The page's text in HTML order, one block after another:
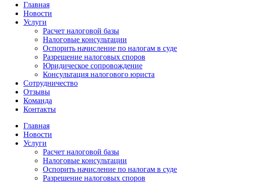
Главная
Новости
Услуги
Расчет налоговой базы
Налоговые консультации
Оспорить начисление по налогам в суде
Разрешение налоговых споров
Юридическое сопровождение
Консультация налогового юриста
Сотрудничество
Отзывы
Команда
Контакты
Главная
Новости
Услуги
Расчет налоговой базы
Налоговые консультации
Оспорить начисление по налогам в суде
Разрешение налоговых споров